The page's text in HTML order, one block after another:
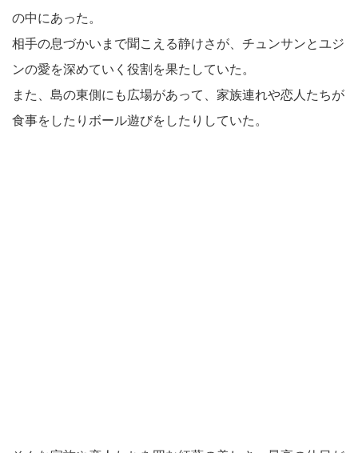
の中にあった。
相手の息づかいまで聞こえる静けさが、チュンサンとユジ
ンの愛を深めていく役割を果たしていた。
また、島の東側にも広場があって、家族連れや恋人たちが
食事をしたりボール遊びをしたりしていた。